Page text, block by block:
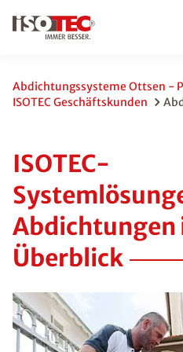
Abdichtungssysteme Ottsen -
ISOTEC Geschäftskunden
ISOTEC-
Abdichtungen
Überblick